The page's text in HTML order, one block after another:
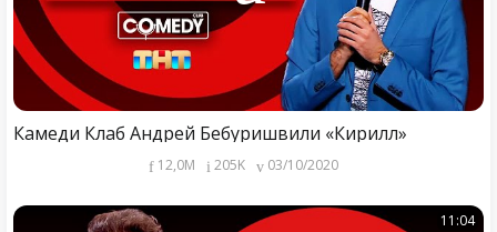
Камеди Клаб Андрей Бебуришвили «Кирилл»
12,0M 205K 03/10/2020
11:04